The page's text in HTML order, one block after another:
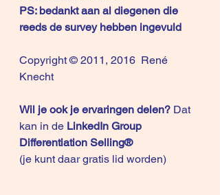
PS: bedankt aan al diegenen die
reeds de survey hebben ingevuld
Copyright © 2011, 2016  René
Knecht
Wil je ook je ervaringen delen? Dat
kan in de LinkedIn Group
Differentiation Selling®
(je kunt daar gratis lid worden)